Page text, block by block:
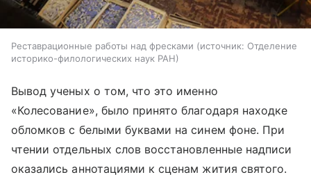
Реставрационные работы над фресками источник: Отделение
историко-филологических наук РАН
Вывод ученых о том, что это именно
«Колесование», было принято благодаря находке
обломков с белыми буквами на синем фоне. При
чтении отдельных слов восстановленные надписи
оказались аннотациями к сценам жития святого.